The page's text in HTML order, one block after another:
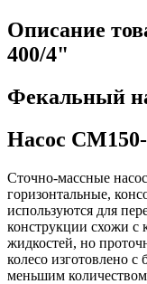
Описание
400/4"
Фекальный
Насос СМ150-
Сточно-массные
горизонтальные,
используются для
конструкции схожи с
жидкостей, но
колесо изготовлено
меньшим